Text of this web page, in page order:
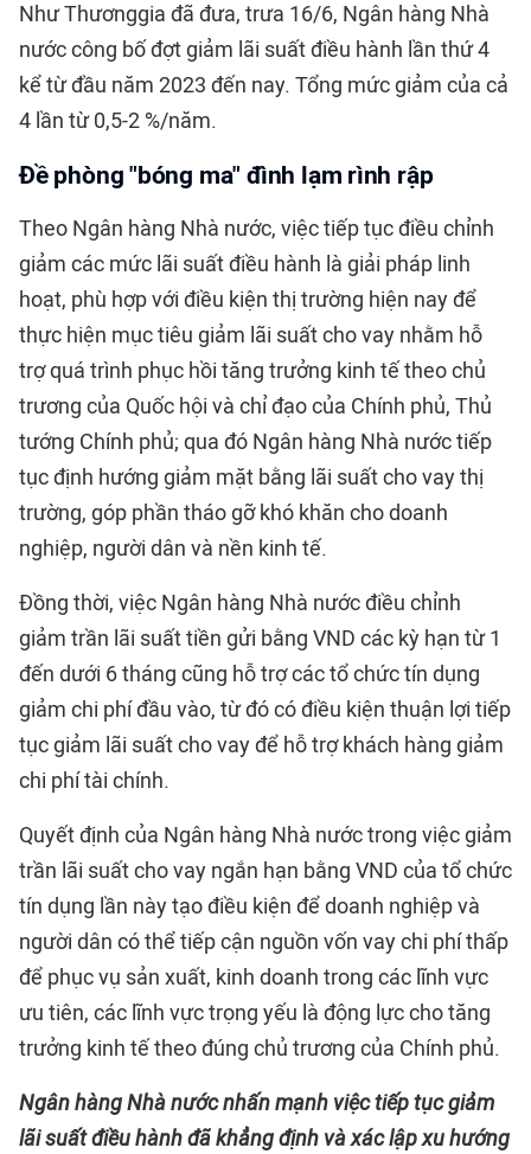
Như Thươnggia đã đưa, trưa 16/6, Ngân hàng Nhà
nước công bố đợt giảm lãi suất điều hành lần thứ 4
kể từ đầu năm 2023 đến nay. Tổng mức giảm của cả
4 lần từ 0,5-2 %/năm.
Đề phòng "bóng ma" đình lạm rình rập
Theo Ngân hàng Nhà nước, việc tiếp tục điều chỉnh
giảm các mức lãi suất điều hành là giải pháp linh
hoạt, phù hợp với điều kiện thị trường hiện nay để
thực hiện mục tiêu giảm lãi suất cho vay nhằm hỗ
trợ quá trình phục hồi tăng trưởng kinh tế theo chủ
trương của Quốc hội và chỉ đạo của Chính phủ, Thủ
tướng Chính phủ; qua đó Ngân hàng Nhà nước tiếp
tục định hướng giảm mặt bằng lãi suất cho vay thị
trường, góp phần tháo gỡ khó khăn cho doanh
nghiệp, người dân và nền kinh tế.
Đồng thời, việc Ngân hàng Nhà nước điều chỉnh
giảm trần lãi suất tiền gửi bằng VND các kỳ hạn từ 1
đến dưới 6 tháng cũng hỗ trợ các tổ chức tín dụng
giảm chi phí đầu vào, từ đó có điều kiện thuận lợi tiếp
tục giảm lãi suất cho vay để hỗ trợ khách hàng giảm
chi phí tài chính.
Quyết định của Ngân hàng Nhà nước trong việc giảm
trần lãi suất cho vay ngắn hạn bằng VND của tổ chức
tín dụng lần này tạo điều kiện để doanh nghiệp và
người dân có thể tiếp cận nguồn vốn vay chi phí thấp
để phục vụ sản xuất, kinh doanh trong các lĩnh vực
ưu tiên, các lĩnh vực trọng yếu là động lực cho tăng
trưởng kinh tế theo đúng chủ trương của Chính phủ.
Ngân hàng Nhà nước nhấn mạnh việc tiếp tục giảm
lãi suất điều hành đã khẳng định và xác lập xu hướng